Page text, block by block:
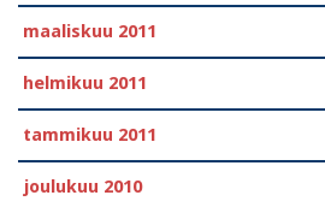
maaliskuu 2011
helmikuu 2011
tammikuu 2011
joulukuu 2010